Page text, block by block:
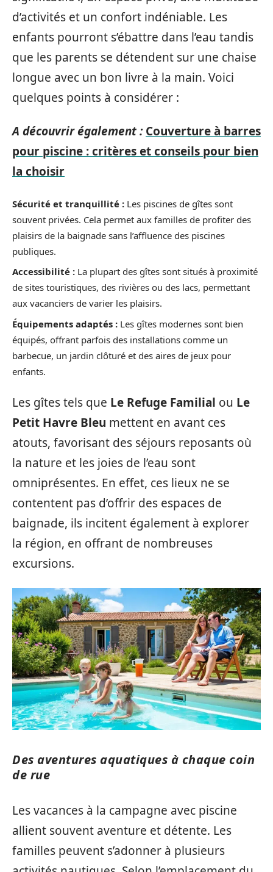
d’activités et un confort indéniable. Les
enfants pourront s’ébattre dans l’eau tandis
que les parents se détendent sur une chaise
longue avec un bon livre à la main. Voici
quelques points à considérer :
A découvrir également : Couverture à barres
pour piscine : critères et conseils pour bien
la choisir
Sécurité et tranquillité : Les piscines de gîtes sont
souvent privées. Cela permet aux familles de profiter des
plaisirs de la baignade sans l’affluence des piscines
publiques.
Accessibilité : La plupart des gîtes sont situés à proximité
de sites touristiques, des rivières ou des lacs, permettant
aux vacanciers de varier les plaisirs.
Équipements adaptés : Les gîtes modernes sont bien
équipés, offrant parfois des installations comme un
barbecue, un jardin clôturé et des aires de jeux pour
enfants.
Les gîtes tels que Le Refuge Familial ou Le
Petit Havre Bleu mettent en avant ces
atouts, favorisant des séjours reposants où
la nature et les joies de l’eau sont
omniprésentes. En effet, ces lieux ne se
contentent pas d’offrir des espaces de
baignade, ils incitent également à explorer
la région, en offrant de nombreuses
excursions.
Des aventures aquatiques à chaque coin
de rue
Les vacances à la campagne avec piscine
allient souvent aventure et détente. Les
familles peuvent s’adonner à plusieurs